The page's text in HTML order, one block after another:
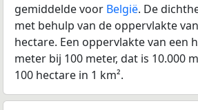
gemiddelde voor België. De
met behulp van de oppervlakte
hectare. Een oppervlakte van een
meter bij 100 meter, dat is 10.000
100 hectare in 1 km².